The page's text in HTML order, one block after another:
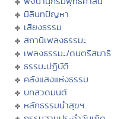
มิลินทปัญหา
เสียงธรรม
สถานีเพลงธรรมะ
เพลงธรรมะ/ดนตรีสมาธิ
ธรรมะปฏิบัติ
คลังแสงแห่งธรรม
บทสวดมนต์
หลักธรรมนำสุขฯ